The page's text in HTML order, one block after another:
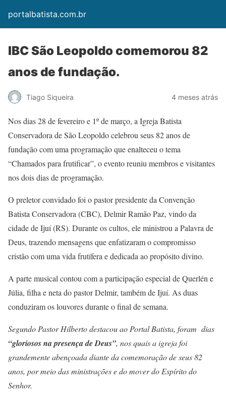
portalbatista.com.br
IBC São Leopoldo comemorou 82
anos de fundação.
Tiago Siqueira 4 meses atrás
Nos dias 28 de fevereiro e 1º de março, a Igreja Batista
Conservadora de São Leopoldo celebrou seus 82 anos de
fundação com uma programação que enalteceu o tema
“Chamados para frutificar”, o evento reuniu membros e visitantes
nos dois dias de programação.
O preletor convidado foi o pastor presidente da Convenção
Batista Conservadora (CBC), Delmir Ramão Paz, vindo da
cidade de Ijuí (RS). Durante os cultos, ele ministrou a Palavra de
Deus, trazendo mensagens que enfatizaram o compromisso
cristão com uma vida frutífera e dedicada ao propósito divino.
A parte musical contou com a participação especial de Querlén e
Júlia, filha e neta do pastor Delmir, também de Ijuí. As duas
conduziram os louvores durante o final de semana.
Segundo Pastor Hilberto destacou ao Portal Batista, foram dias
“gloriosos na presença de Deus”, nos quais a igreja foi
grandemente abençoada diante da comemoração de seus 82
anos, por meio das ministrações e do mover do Espírito do
Senhor.